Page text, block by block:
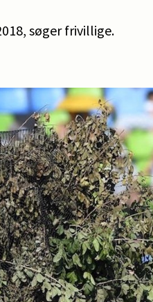
søger frivillige.